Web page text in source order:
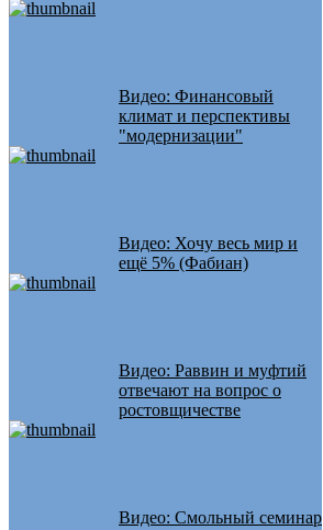
Видео: Финансовый
климат и перспективы
"модернизации"
Видео: Хочу весь мир и
ещё 5% (Фабиан)
Видео: Раввин и муфтий
отвечают на вопрос о
ростовщичестве
Видео: Смольный семинар